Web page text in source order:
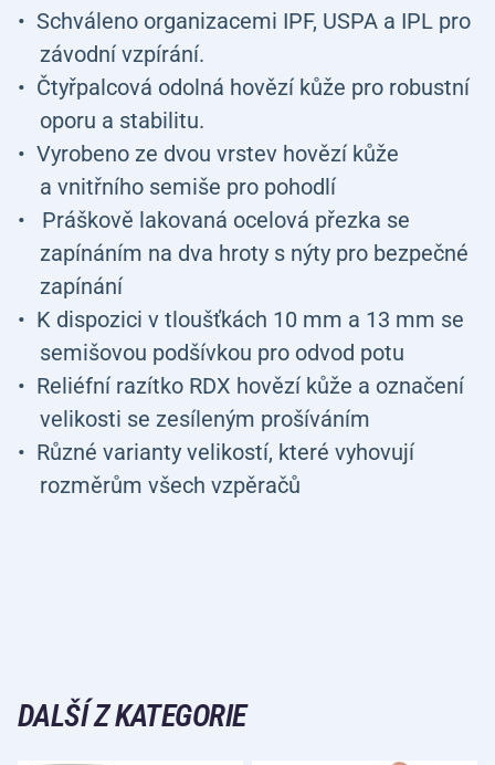
Schváleno organizacemi IPF, USPA a IPL pro
závodní vzpírání.
Čtyřpalcová odolná hovězí kůže pro robustní
oporu a stabilitu.
Vyrobeno ze dvou vrstev hovězí kůže
a vnitřního semiše pro pohodlí
Práškově lakovaná ocelová přezka se
zapínáním na dva hroty s nýty pro bezpečné
zapínání
K dispozici v tloušťkách 10 mm a 13 mm se
semišovou podšívkou pro odvod potu
Reliéfní razítko RDX hovězí kůže a označení
velikosti se zesíleným prošíváním
Různé varianty velikostí, které vyhovují
rozměrům všech vzpěračů
DALŠÍ Z KATEGORIE